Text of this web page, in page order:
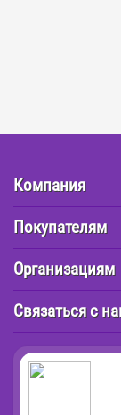
Компания
Покупателям
Организациям
Связаться с